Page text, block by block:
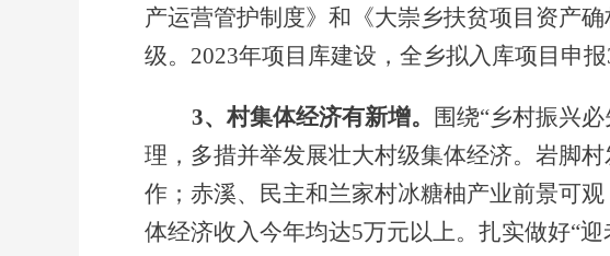
产运营管护制度》和《大崇乡扶贫项目资产
级。2023年项目库建设，全乡拟入库项目申
3、村集体经济有新增。 围绕“乡村振兴
理，多措并举发展壮大村级集体经济。岩脚
作；赤溪、民主和兰家村冰糖柚产业前景可
体经济收入今年均达5万元以上。 扎实做好“